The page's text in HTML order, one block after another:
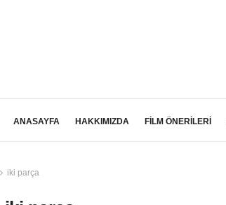
ANASAYFA HAKKIMIZDA FİLM ÖNERİLERİ
iki parça